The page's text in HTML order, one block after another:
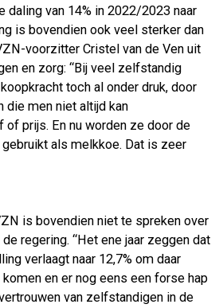
daling van 14% in 2022/2023 naar
is bovendien ook veel sterker dan
voorzitter Cristel van de Ven uit
en zorg: “Bij veel zelfstandig
toch al onder druk, door
die men niet altijd kan
of prijs. En nu worden ze door de
als melkkoe. Dat is zeer
is bovendien niet te spreken over
regering. “Het ene jaar zeggen dat
verlaagt naar 12,7% om daar
en er nog eens een forse hap
van zelfstandigen in de